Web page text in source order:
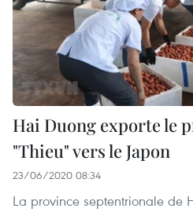
Hai Duong exporte le
"Thieu" vers le Japon
23/06/2020 08:34
La province septentrionale de